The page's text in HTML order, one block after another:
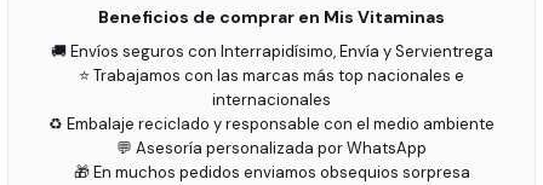
Beneficios de comprar en Mis Vitaminas
🚚 Envíos seguros con Interrapidísimo, Envía y Servientrega
⭐ Trabajamos con las marcas más top nacionales e
internacionales
♻️ Embalaje reciclado y responsable con el medio ambiente
💬 Asesoría personalizada por WhatsApp
🎁 En muchos pedidos enviamos obsequios sorpresa